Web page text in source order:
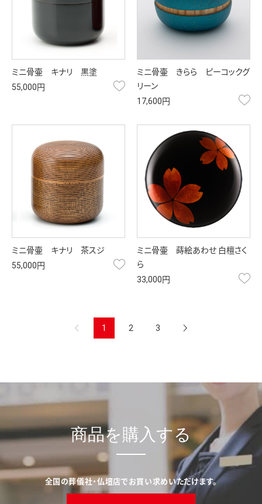
ミニ骨壷 キナリ 黒塗
55,000円
お気に入り
ミニ骨壷 きらら ピーコックグ
リーン
17,600円
ミニ骨壷 キナリ 茶スジ
55,000円
お気に入り
ミニ骨壷 蒔絵あわせ 白檀さく
ら
33,000円
1 2 3
商品を購入する
全国の葬儀社・仏壇店でお買い求めいただけます。